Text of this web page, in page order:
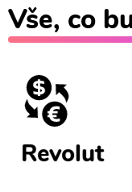
Vše, co
Revolut